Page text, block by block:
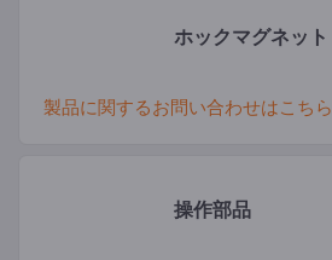
ホックマグネット
製品に関するお問い合わせはこちら
操作部品